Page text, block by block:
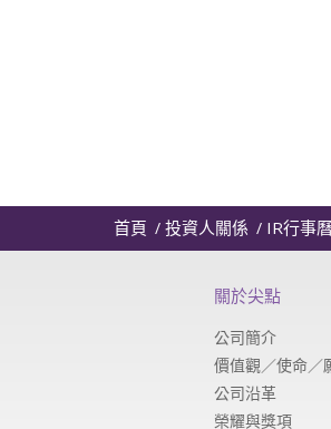
首頁 投資人關係 IR行事
關於尖點
公司簡介
價值觀／使命／
公司沿革
榮耀與獎項